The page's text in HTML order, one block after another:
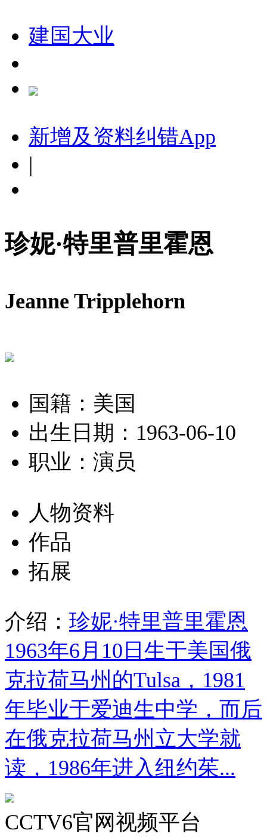
建国大业
新增及资料纠错App
|
珍妮·特里普里霍恩
Jeanne Tripplehorn
国籍：美国
出生日期：1963-06-10
职业：演员
人物资料
作品
拓展
介绍： 珍妮·特里普里霍恩
1963年6月10日生于美国俄
克拉荷马州的Tulsa，1981
年毕业于爱迪生中学，而后
在俄克拉荷马州立大学就
读，1986年进入纽约茱...
CCTV6官网视频平台